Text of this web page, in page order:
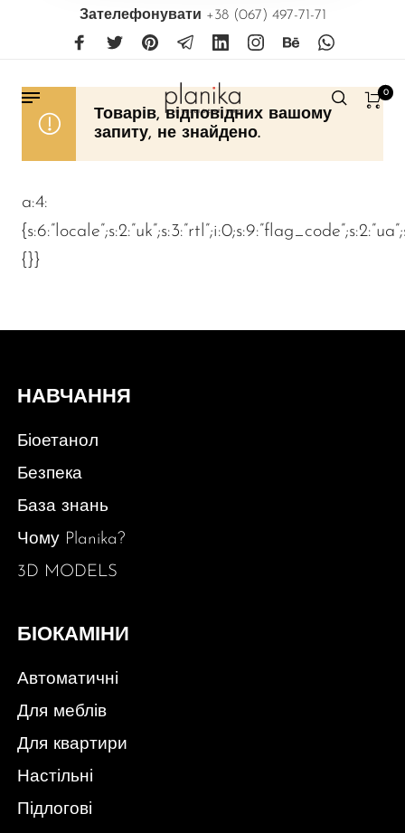
Зателефонувати +38 (067) 497-71-71
0
Товарів, відповідних вашому
запиту, не знайдено.
a:4:
{}}
НАВЧАННЯ
Біоетанол
Безпека
База знань
Чому Planika?
3D MODELS
БІОКАМІНИ
Автоматичні
Для меблів
Для квартири
Настільні
Підлогові